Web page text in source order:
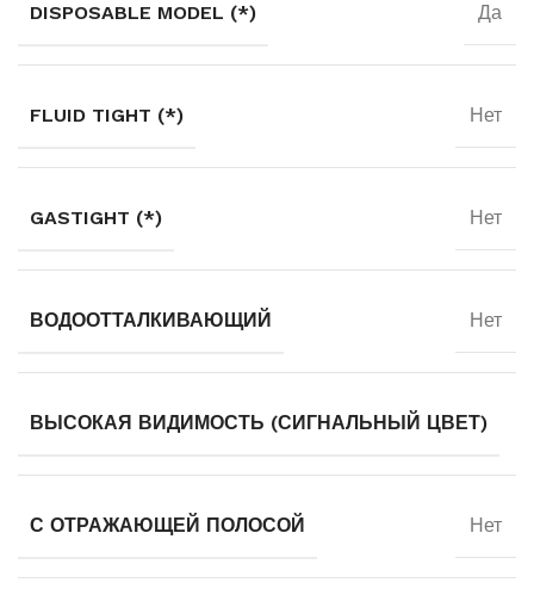
DISPOSABLE MODEL (*) Да
FLUID TIGHT (*) Нет
GASTIGHT (*) Нет
ВОДООТТАЛКИВАЮЩИЙ Нет
ВЫСОКАЯ ВИДИМОСТЬ (СИГНАЛЬНЫЙ ЦВЕТ)
С ОТРАЖАЮЩЕЙ ПОЛОСОЙ Нет